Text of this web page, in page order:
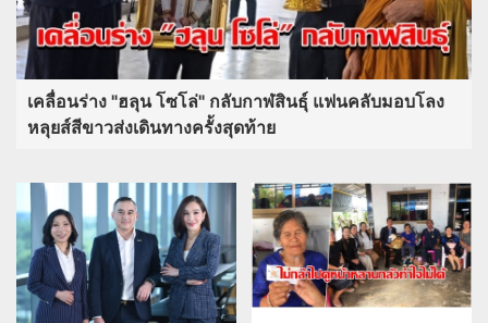
เคลื่อนร่าง "ฮลุน โซโล่" กลับกาฬสินธุ์ แฟนคลับมอบโลง
หลุยส์สีขาวส่งเดินทางครั้งสุดท้าย